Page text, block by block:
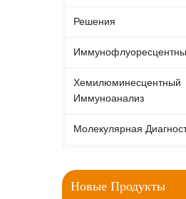
Решения
Хемилюминесцентный
Иммуноанализ
Молекулярная
Новые Продукты